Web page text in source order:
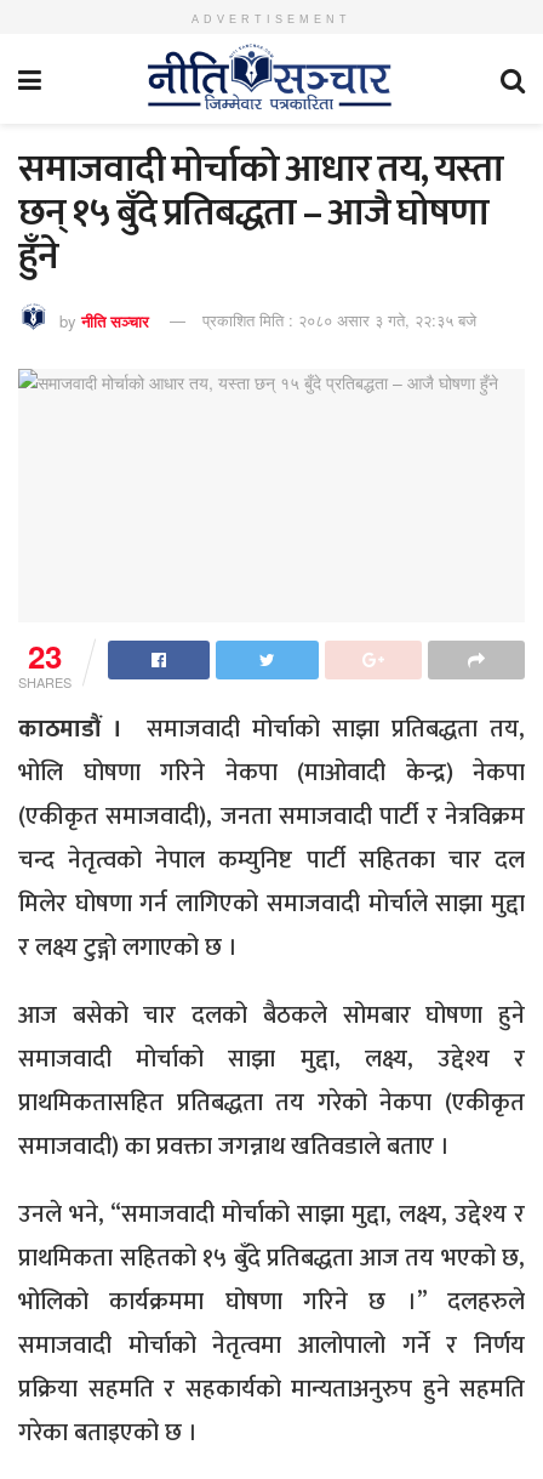
ADVERTISEMENT
समाजवादी मोर्चाको आधार तय, यस्ता
छन् १५ बुँदे प्रतिबद्धता – आजै घोषणा
हुँने
by नीति सञ्चार प्रकाशित मिति : २०८० असार ३ गते, २२:३५ बजे
23
SHARES
काठमाडौं । समाजवादी मोर्चाको साझा प्रतिबद्धता तय,
भोलि घोषणा गरिने नेकपा (माओवादी केन्द्र) नेकपा
(एकीकृत समाजवादी), जनता समाजवादी पार्टी र नेत्रविक्रम
चन्द नेतृत्वको नेपाल कम्युनिष्ट पार्टी सहितका चार दल
मिलेर घोषणा गर्न लागिएको समाजवादी मोर्चाले साझा मुद्दा
र लक्ष्य टुङ्गो लगाएको छ ।
आज बसेको चार दलको बैठकले सोमबार घोषणा हुने
समाजवादी मोर्चाको साझा मुद्दा, लक्ष्य, उद्देश्य र
प्राथमिकतासहित प्रतिबद्धता तय गरेको नेकपा (एकीकृत
समाजवादी) का प्रवक्ता जगन्नाथ खतिवडाले बताए ।
उनले भने, “समाजवादी मोर्चाको साझा मुद्दा, लक्ष्य, उद्देश्य र
प्राथमिकता सहितको १५ बुँदे प्रतिबद्धता आज तय भएको छ,
भोलिको कार्यक्रममा घोषणा गरिने छ ।” दलहरुले
समाजवादी मोर्चाको नेतृत्वमा आलोपालो गर्ने र निर्णय
प्रक्रिया सहमति र सहकार्यको मान्यताअनुरुप हुने सहमति
गरेका बताइएको छ ।